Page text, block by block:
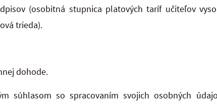
(osobitná stupnica platových taríf učiteľov
trieda).
dohode.
súhlasom so spracovaním svojich osobných